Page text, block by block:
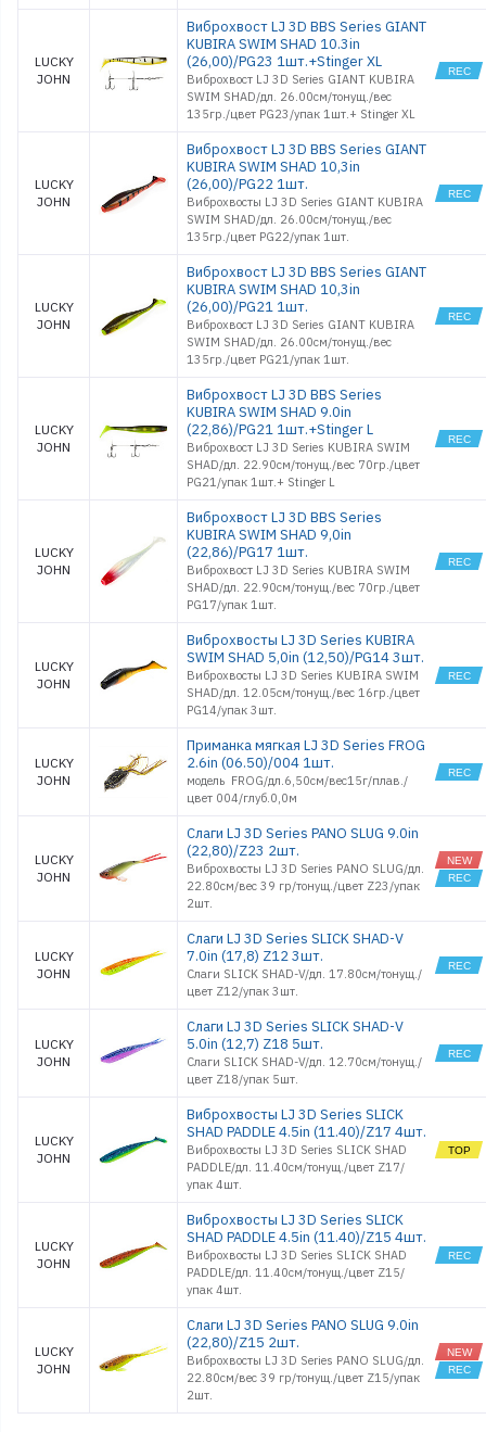
LUCKY
JOHN
Виброхвост LJ 3D BBS Series GIANT
KUBIRA SWIM SHAD 10.3in
(26,00)/PG23 1шт.+Stinger XL
Виброхвост LJ 3D Series GIANT KUBIRA
SWIM SHAD/дл. 26.00см/тонущ./вес
135гр./цвет PG23/упак 1шт.+ Stinger XL
LUCKY
JOHN
Виброхвост LJ 3D BBS Series GIANT
KUBIRA SWIM SHAD 10,3in
(26,00)/PG22 1шт.
Виброхвосты LJ 3D Series GIANT KUBIRA
SWIM SHAD/дл. 26.00см/тонущ./вес
135гр./цвет PG22/упак 1шт.
LUCKY
JOHN
Виброхвост LJ 3D BBS Series GIANT
KUBIRA SWIM SHAD 10,3in
(26,00)/PG21 1шт.
Виброхвост LJ 3D Series GIANT KUBIRA
SWIM SHAD/дл. 26.00см/тонущ./вес
135гр./цвет PG21/упак 1шт.
LUCKY
JOHN
Виброхвост LJ 3D BBS Series
KUBIRA SWIM SHAD 9.0in
(22,86)/PG21 1шт.+Stinger L
Виброхвост LJ 3D Series KUBIRA SWIM
SHAD/дл. 22.90см/тонущ./вес 70гр./цвет
PG21/упак 1шт.+ Stinger L
LUCKY
JOHN
Виброхвост LJ 3D BBS Series
KUBIRA SWIM SHAD 9,0in
(22,86)/PG17 1шт.
Виброхвост LJ 3D Series KUBIRA SWIM
SHAD/дл. 22.90см/тонущ./вес 70гр./цвет
PG17/упак 1шт.
LUCKY
JOHN
Виброхвосты LJ 3D Series KUBIRA
SWIM SHAD 5,0in (12,50)/PG14 3шт.
Виброхвосты LJ 3D Series KUBIRA SWIM
SHAD/дл. 12.05см/тонущ./вес 16гр./цвет
PG14/упак 3шт.
LUCKY
JOHN
Приманка мягкая LJ 3D Series FROG
2.6in (06.50)/004 1шт.
модель FROG/дл.6,50см/вес15г/плав./
цвет 004/глуб.0,0м
LUCKY
JOHN
Слаги LJ 3D Series PANO SLUG 9.0in
(22,80)/Z23 2шт.
Виброхвосты LJ 3D Series PANO SLUG/дл.
22.80см/вес 39 гр/тонущ./цвет Z23/упак
2шт.
LUCKY
JOHN
Слаги LJ 3D Series SLICK SHAD-V
7.0in (17,8) Z12 3шт.
Слаги SLICK SHAD-V/дл. 17.80см/тонущ./
цвет Z12/упак 3шт.
LUCKY
JOHN
Слаги LJ 3D Series SLICK SHAD-V
5.0in (12,7) Z18 5шт.
Слаги SLICK SHAD-V/дл. 12.70см/тонущ./
цвет Z18/упак 5шт.
LUCKY
JOHN
Виброхвосты LJ 3D Series SLICK
SHAD PADDLE 4.5in (11.40)/Z17 4шт.
Виброхвосты LJ 3D Series SLICK SHAD
PADDLE/дл. 11.40см/тонущ./цвет Z17/
упак 4шт.
LUCKY
JOHN
Виброхвосты LJ 3D Series SLICK
SHAD PADDLE 4.5in (11.40)/Z15 4шт.
Виброхвосты LJ 3D Series SLICK SHAD
PADDLE/дл. 11.40см/тонущ./цвет Z15/
упак 4шт.
LUCKY
JOHN
Слаги LJ 3D Series PANO SLUG 9.0in
(22,80)/Z15 2шт.
Виброхвосты LJ 3D Series PANO SLUG/дл.
22.80см/вес 39 гр/тонущ./цвет Z15/упак
2шт.